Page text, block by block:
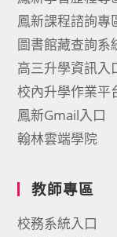
鳳新課程諮詢專
圖書館藏查詢系
高三升學資訊入
校內升學作業平
鳳新Gmail入口
翰林雲端學院
教師專區
校務系統入口